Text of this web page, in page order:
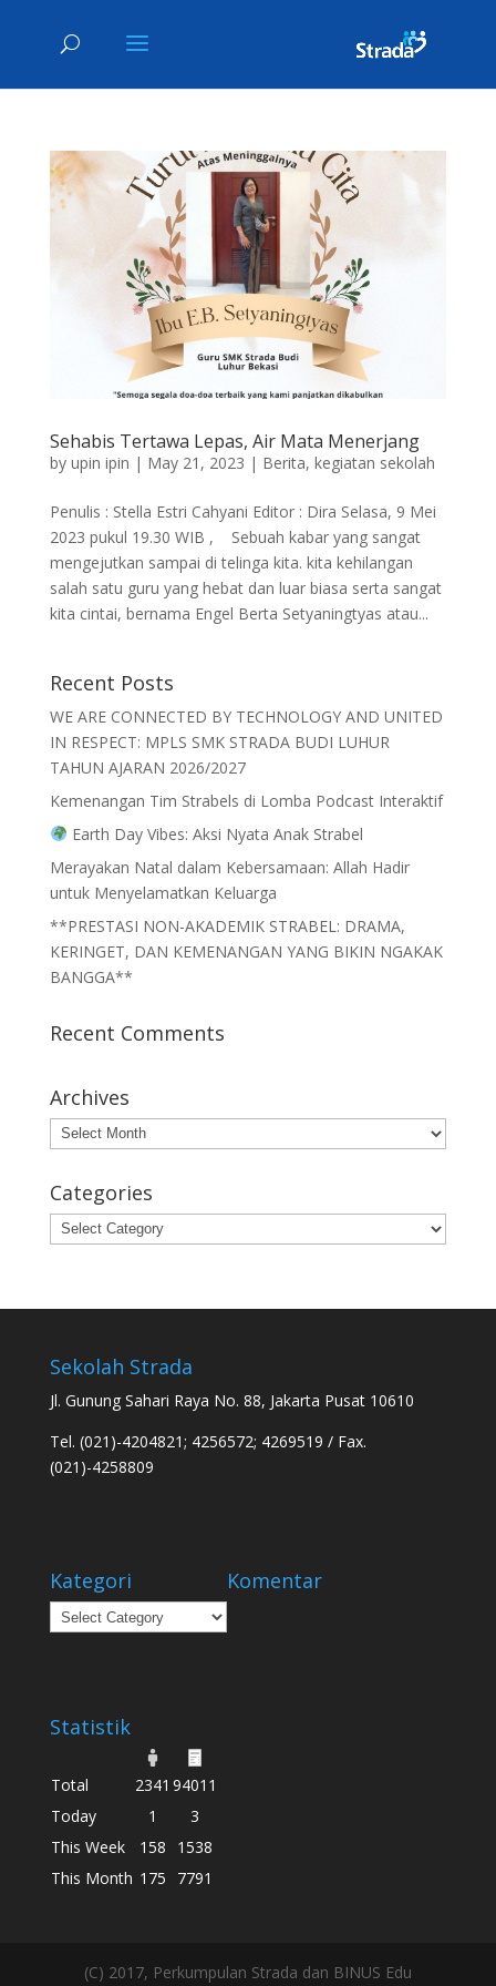
Sehabis Tertawa Lepas, Air Mata Menerjang
by upin ipin | May 21, 2023 | Berita, kegiatan sekolah
Penulis : Stella Estri Cahyani Editor : Dira Selasa, 9 Mei
2023 pukul 19.30 WIB , Sebuah kabar yang sangat
mengejutkan sampai di telinga kita. kita kehilangan
salah satu guru yang hebat dan luar biasa serta sangat
kita cintai, bernama Engel Berta Setyaningtyas atau...
Recent Posts
WE ARE CONNECTED BY TECHNOLOGY AND UNITED
IN RESPECT: MPLS SMK STRADA BUDI LUHUR
TAHUN AJARAN 2026/2027
Kemenangan Tim Strabels di Lomba Podcast Interaktif
Earth Day Vibes: Aksi Nyata Anak Strabel
Merayakan Natal dalam Kebersamaan: Allah Hadir
untuk Menyelamatkan Keluarga
**PRESTASI NON-AKADEMIK STRABEL: DRAMA,
KERINGET, DAN KEMENANGAN YANG BIKIN NGAKAK
BANGGA**
Recent Comments
Archives
Archives
Categories
Categories
Sekolah Strada
Jl. Gunung Sahari Raya No. 88, Jakarta Pusat 10610
Tel. (021)-4204821; 4256572; 4269519 / Fax.
(021)-4258809
Kategori
Kategori
Komentar
Statistik
Total 2341 94011
Today
1
3
This Week
158
1538
This Month 175 7791
(C) 2017, Perkumpulan Strada dan BINUS Edu